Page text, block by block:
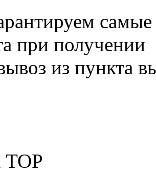
при получении
из пункта
TOP